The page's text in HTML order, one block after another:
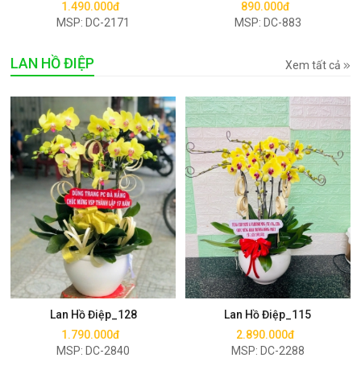
1.490.000đ
MSP: DC-2171
890.000đ
MSP: DC-883
LAN HỒ ĐIỆP Xem tất cả
Lan Hồ Điệp_128
1.790.000đ
MSP: DC-2840
Mua ngay
Lan Hồ Điệp_115
2.890.000đ
MSP: DC-2288
Mua ngay